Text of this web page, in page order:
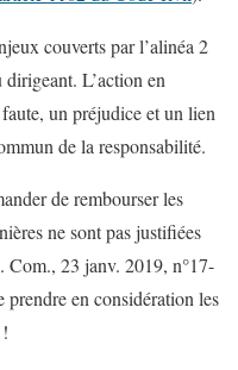
couverts par l’alinéa 2
L’action en
un préjudice et un lien
de la responsabilité.
de rembourser les
ne sont pas justifiées
Com., 23 janv. 2019, n°17-
prendre en considération les